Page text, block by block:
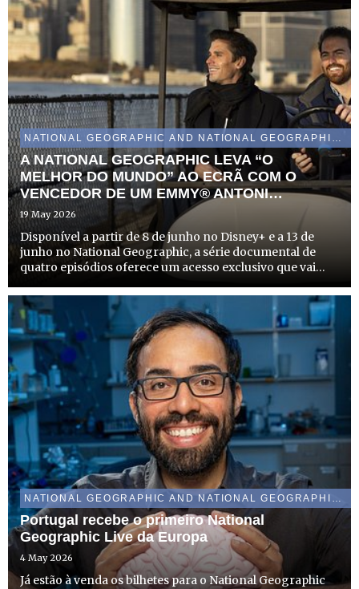
A NATIONAL GEOGRAPHIC LEVA “O
MELHOR DO MUNDO” AO ECRÃ COM O
VENCEDOR DE UM EMMY® ANTONI
POROWSKI, NO MÊS DE JUNHO
19 May 2026
Disponível a partir de 8 de junho no Disney+ e a 13 de
junho no National Geographic, a série documental de
quatro episódios oferece um acesso exclusivo que vai
México, Paris, Londres e Nova Iorque
Portugal recebe o primeiro National
Geographic Live da Europa
4 May 2026
Já estão à venda os bilhetes para o National Geographic